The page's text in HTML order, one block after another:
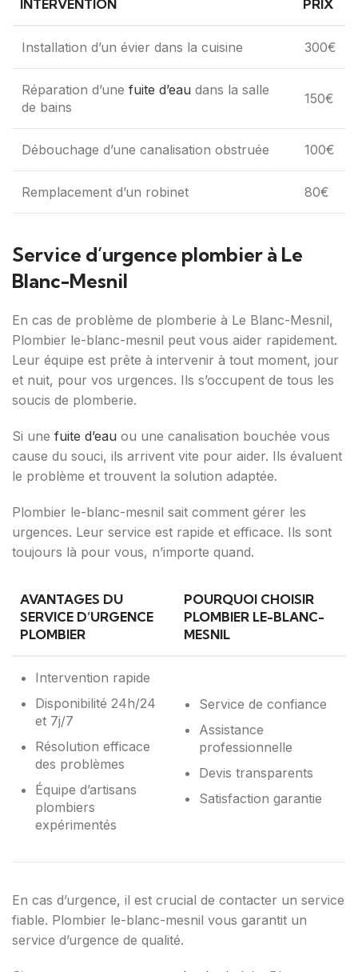
INTERVENTION PRIX
Installation d’un évier dans la cuisine 300€
Réparation d’une fuite d’eau dans la salle
de bains
150€
Débouchage d’une canalisation obstruée 100€
Remplacement d’un robinet 80€
Service d’urgence plombier à Le
Blanc-Mesnil
En cas de problème de plomberie à Le Blanc-Mesnil,
Plombier le-blanc-mesnil peut vous aider rapidement.
Leur équipe est prête à intervenir à tout moment, jour
et nuit, pour vos urgences. Ils s’occupent de tous les
soucis de plomberie.
Si une fuite d’eau ou une canalisation bouchée vous
cause du souci, ils arrivent vite pour aider. Ils évaluent
le problème et trouvent la solution adaptée.
Plombier le-blanc-mesnil sait comment gérer les
urgences. Leur service est rapide et efficace. Ils sont
toujours là pour vous, n’importe quand.
AVANTAGES DU
SERVICE D’URGENCE
PLOMBIER
POURQUOI CHOISIR
PLOMBIER LE-BLANC-
MESNIL
Intervention rapide
Disponibilité 24h/24
et 7j/7
Résolution efficace
des problèmes
Équipe d’artisans
plombiers
expérimentés
Service de confiance
Assistance
professionnelle
Devis transparents
Satisfaction garantie
En cas d’urgence, il est crucial de contacter un service
fiable. Plombier le-blanc-mesnil vous garantit un
service d’urgence de qualité.